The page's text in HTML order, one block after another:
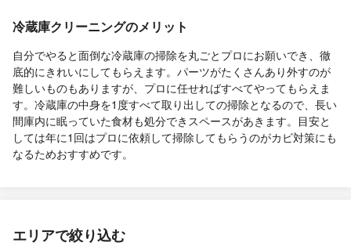
冷蔵庫クリーニングのメリット
自分でやると面倒な冷蔵庫の掃除を丸ごとプロにお願いでき、徹
底的にきれいにしてもらえます。パーツがたくさんあり外すのが
難しいものもありますが、プロに任せればすべてやってもらえま
す。冷蔵庫の中身を1度すべて取り出しての掃除となるので、長い
間庫内に眠っていた食材も処分できスペースがあきます。目安と
しては年に1回はプロに依頼して掃除してもらうのがカビ対策にも
なるためおすすめです。
エリアで絞り込む